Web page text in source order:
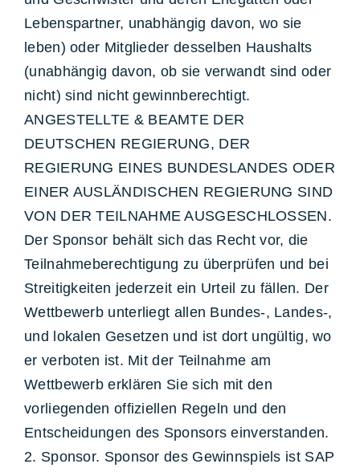
Lebenspartner, unabhängig davon, wo sie
leben) oder Mitglieder desselben Haushalts
(unabhängig davon, ob sie verwandt sind oder
nicht) sind nicht gewinnberechtigt.
ANGESTELLTE & BEAMTE DER
DEUTSCHEN REGIERUNG, DER
REGIERUNG EINES BUNDESLANDES ODER
EINER AUSLÄNDISCHEN REGIERUNG SIND
VON DER TEILNAHME AUSGESCHLOSSEN.
Der Sponsor behält sich das Recht vor, die
Teilnahmeberechtigung zu überprüfen und bei
Streitigkeiten jederzeit ein Urteil zu fällen. Der
Wettbewerb unterliegt allen Bundes-, Landes-,
und lokalen Gesetzen und ist dort ungültig, wo
er verboten ist. Mit der Teilnahme am
Wettbewerb erklären Sie sich mit den
vorliegenden offiziellen Regeln und den
Entscheidungen des Sponsors einverstanden.
2. Sponsor. Sponsor des Gewinnspiels ist SAP